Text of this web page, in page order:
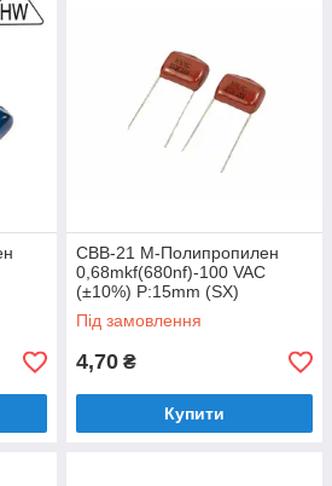
CBB-21 M-Полипропилен
0,68mkf(680nf)-100 VAC
(±10%) P:15mm (SX)
Під замовлення
4,70 ₴
Купити